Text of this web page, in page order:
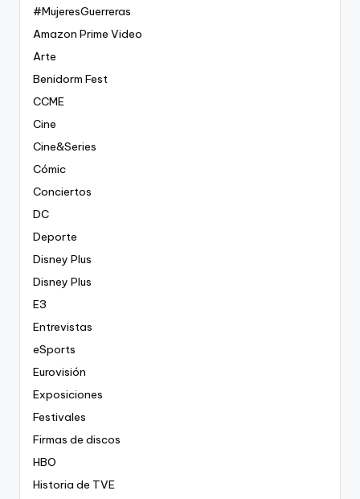
#MujeresGuerreras
Amazon Prime Video
Arte
Benidorm Fest
CCME
Cine
Cine&Series
Cómic
Conciertos
DC
Deporte
Disney Plus
Disney Plus
E3
Entrevistas
eSports
Eurovisión
Exposiciones
Festivales
Firmas de discos
HBO
Historia de TVE